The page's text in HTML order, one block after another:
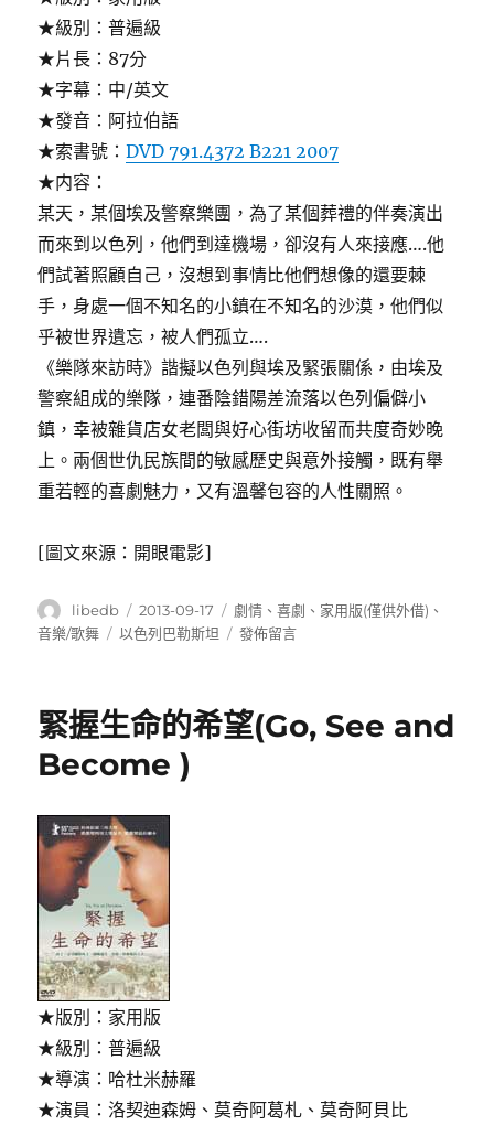
★級別：普遍級
★片長：87分
★字幕：中/英文
★發音：阿拉伯語
★索書號：DVD 791.4372 B221 2007
★内容：
某天，某個埃及警察樂團，為了某個葬禮的伴奏演出
而來到以色列，他們到達機場，卻沒有人來接應….他
們試著照顧自己，沒想到事情比他們想像的還要棘
手，身處一個不知名的小鎮在不知名的沙漠，他們似
乎被世界遺忘，被人們孤立….
《樂隊來訪時》諧擬以色列與埃及緊張關係，由埃及
警察組成的樂隊，連番陰錯陽差流落以色列偏僻小
鎮，幸被雜貨店女老闆與好心街坊收留而共度奇妙晚
上。兩個世仇民族間的敏感歷史與意外接觸，既有舉
重若輕的喜劇魅力，又有溫馨包容的人性關照。
[圖文來源：開眼電影]
作
者
libedb
發
佈
2013-09-17
分
類
劇情 、喜劇 、 家用版(僅供外借) 、
音樂/歌舞
標
以色列巴勒斯坦
在
訪
發佈留言
緊握生命的希望(Go, See and
Become )
★版別：家用版
★級別：普遍級
★導演：哈杜米赫羅
★演員：洛契迪森姆、莫奇阿葛札、莫奇阿貝比